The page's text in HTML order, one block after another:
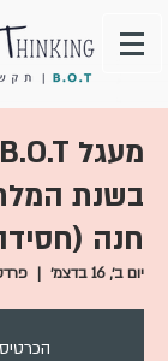
בשנת
חנה
יום ב׳, 16 בדצמ׳
  |